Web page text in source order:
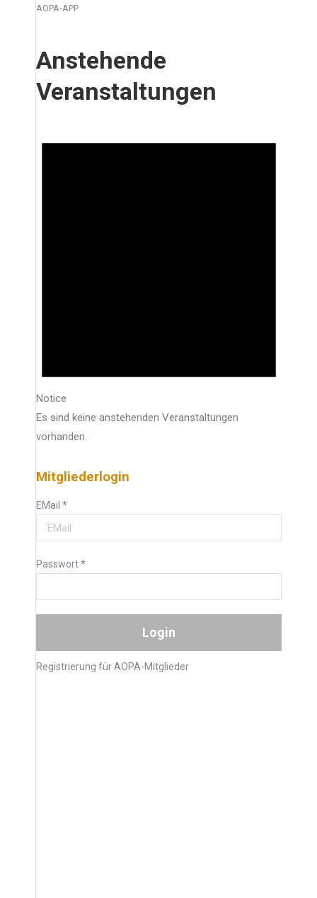
AOPA-APP
Anstehende
Veranstaltungen
Notice
Es sind keine anstehenden Veranstaltungen
vorhanden.
Mitgliederlogin
EMail *
Passwort*
Registrierung für AOPA-Mitglieder